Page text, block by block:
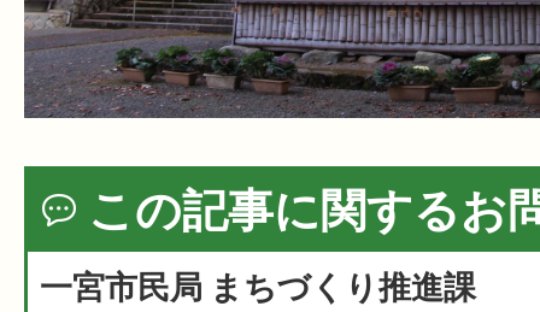
この記事に関するお
一宮市民局 まちづくり推進課